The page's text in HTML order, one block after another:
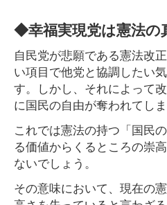
◆幸福実現党は憲法の
自民党が悲願である憲法改
い項目で他党と協調したい
す。しかし、それによって
に国民の自由が奪われてし
これでは憲法の持つ「国民
る価値からくるところの崇
ないでしょう。
その意味において、現在の